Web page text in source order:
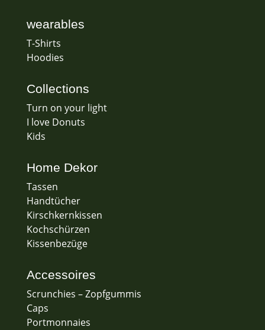
wearables
T-Shirts
Hoodies
Collections
Turn on your light
I love Donuts
Kids
Home Dekor
Tassen
Handtücher
Kirschkernkissen
Kochschürzen
Kissenbezüge
Accessoires
Scrunchies – Zopfgummis
Caps
Portmonnaies